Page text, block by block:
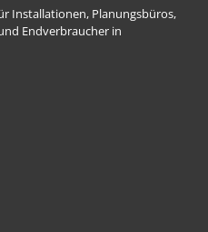
Installationen, Planungsbüros,
Endverbraucher in